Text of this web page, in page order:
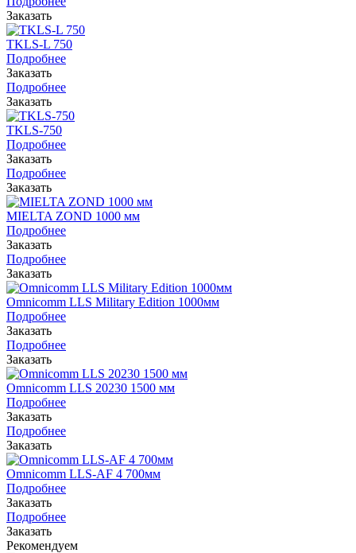
Заказать
TKLS-L 750
Подробнее
Заказать
Подробнее
Заказать
TKLS-750
Подробнее
Заказать
Подробнее
Заказать
MIELTA ZOND 1000 мм
Подробнее
Заказать
Подробнее
Заказать
Omnicomm LLS Military Edition 1000мм
Подробнее
Заказать
Подробнее
Заказать
Omnicomm LLS 20230 1500 мм
Подробнее
Заказать
Подробнее
Заказать
Omnicomm LLS-AF 4 700мм
Подробнее
Заказать
Подробнее
Заказать
Рекомендуем